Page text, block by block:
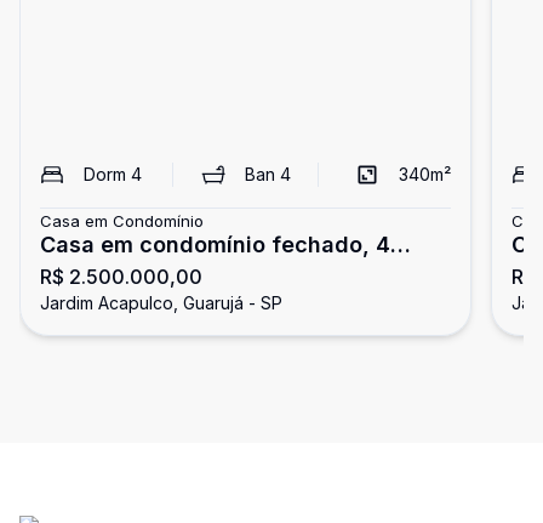
Dorm 4 Ban 4 340m²
Casa em Condomínio
Casa em condomínio fechado, 4
dormitórios, Jardim Acapulco,
Guarujá
R$ 2.500.000,00
Jardim Acapulco, Guarujá - SP